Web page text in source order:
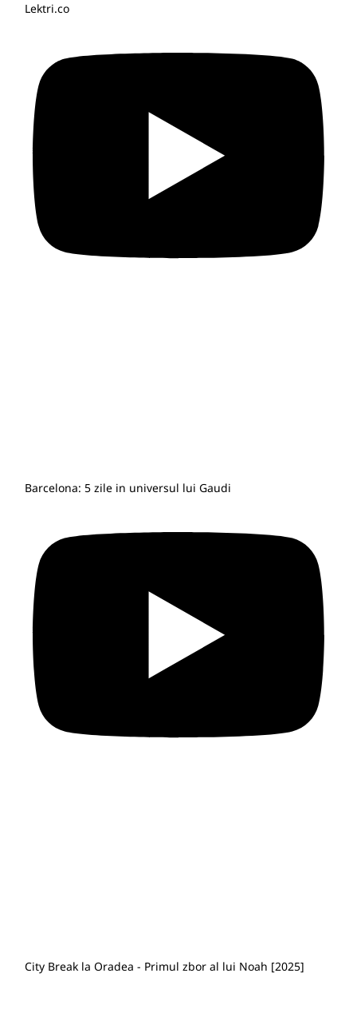
Lektri.co
Barcelona: 5 zile in universul lui Gaudi
City Break la Oradea - Primul zbor al lui Noah [2025]